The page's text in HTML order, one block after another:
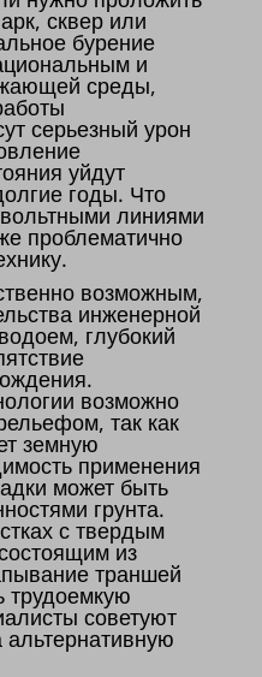
сквер или
бурение
и
среды,
серьезный урон
уйдут
годы. Что
линиями
проблематично
возможным,
инженерной
глубокий
возможно
так как
земную
применения
может быть
грунта.
с твердым
из
траншей
трудоемкую
советуют